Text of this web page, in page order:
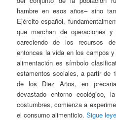
hambre en esos años– sino
Ejército español,
que marchan de operaciones
careciendo de los recursos
entonces la vida en los campos
alimentación es símbolo
estamentos sociales, a partir de
de los Diez Años, en
devastado entorno
costumbres, comienza a
el consumo alimenticio.Sigue